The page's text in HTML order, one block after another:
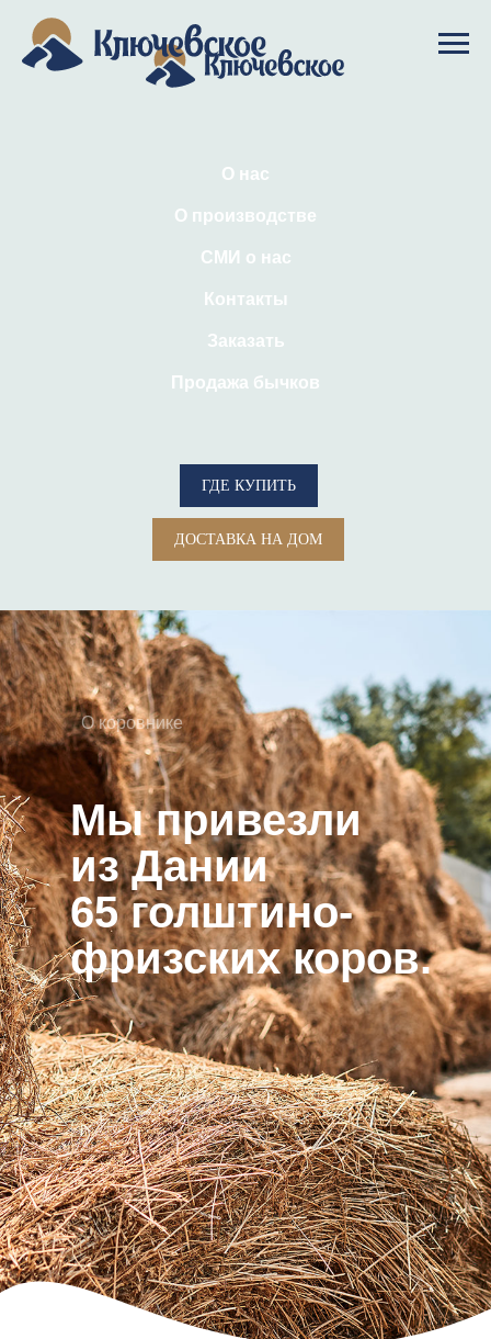
О нас
О производстве
СМИ о нас
Контакты
Заказать
Продажа бычков
ГДЕ КУПИТЬ
ДОСТАВКА НА ДОМ
Мы привезли
из Дании
65 голштино-
фризских коров.
О коровнике